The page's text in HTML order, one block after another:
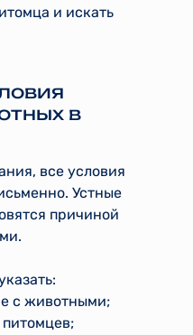
и искать
в
все условия
Устные
причиной
с животными;